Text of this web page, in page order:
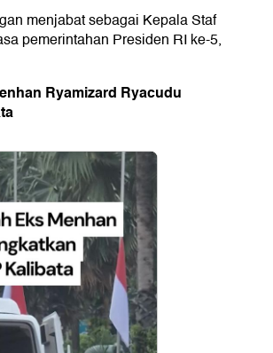
menjabat sebagai Kepala Staf
pemerintahan Presiden RI ke-5,
Ryamizard Ryacudu